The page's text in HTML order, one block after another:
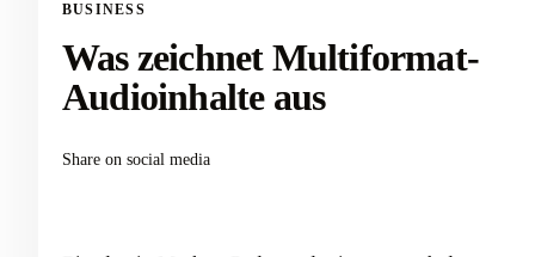
BUSINESS
Was zeichnet Multiformat-
Audioinhalte aus
Share on social media